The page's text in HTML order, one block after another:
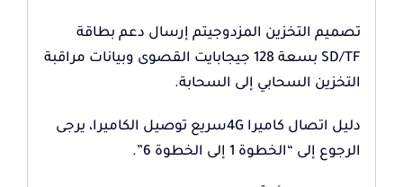
تصميم التخزين المزدوجيتم إرسال دعم بطاقة
SD/TF بسعة 128 جيجابايت القصوى وبيانات مراقبة
التخزين السحابي إلى السحابة.
دليل اتصال كاميرا 4Gسريع توصيل الكاميرا، يرجى
الرجوع إلى “الخطوة 1 إلى الخطوة 6”.